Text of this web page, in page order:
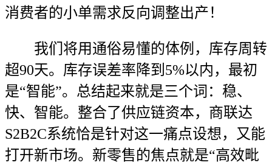
消费者的小单需求反向调整出产！
我们将用通俗易懂的体例，库存周转
超90天。库存误差率降到5%以内，最初
是“智能”。总结起来就是三个词：稳、
快、智能。整合了供应链资本，商联达
S2B2C系统恰是针对这一痛点设想，又能
打开新市场。新零售的焦点就是“高效毗